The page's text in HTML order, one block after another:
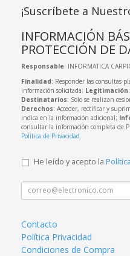
¡Suscríbete a
INFORMACIÓN
PROTECCIÓN DE
Responsable: INFORMATICA
Finalidad: Responder las consultas
información solicitada; Legitimación
Destinatarios: Solo se realizan
Derechos: Acceder, rectificar y
indica en la información adicional;
consultar la información completa de
Política de Privacidad.
He leído y acepto la
Contacto
Política Privacidad
Condiciones de Compra